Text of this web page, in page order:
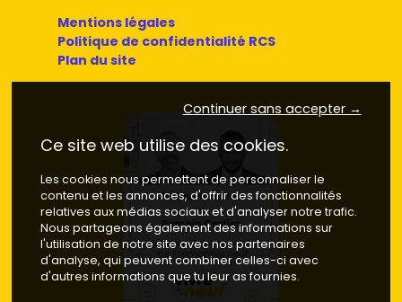
Mentions légales
Politique de confidentialité RCS
Plan du site
Continuer sans accepter →
Ce site web utilise des cookies.
Les cookies nous permettent de personnaliser le
contenu et les annonces, d'offrir des fonctionnalités
relatives aux médias sociaux et d'analyser notre trafic.
Nous partageons également des informations sur
l'utilisation de notre site avec nos partenaires
d'analyse, qui peuvent combiner celles-ci avec
d'autres informations que tu leur as fournies.